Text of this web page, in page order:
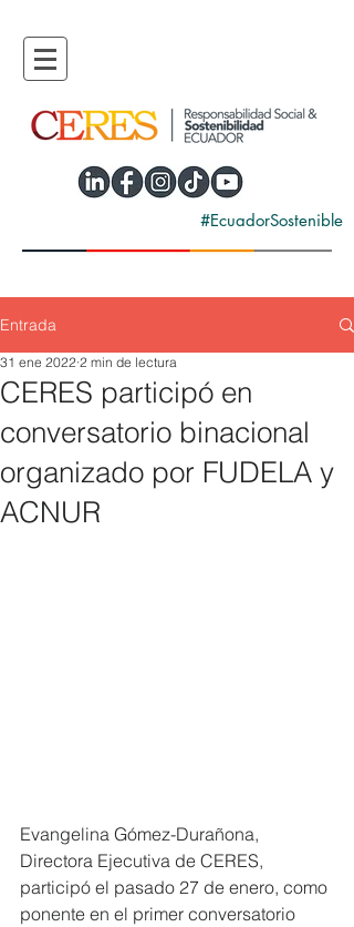
#EcuadorSostenible
Entrada
CERES participó en
conversatorio binacional
organizado por FUDELA y
ACNUR
31 ene 2022 2 min de lectura
Evangelina Gómez-Durañona,
Directora Ejecutiva de CERES,
participó el pasado 27 de enero, como
ponente en el primer conversatorio